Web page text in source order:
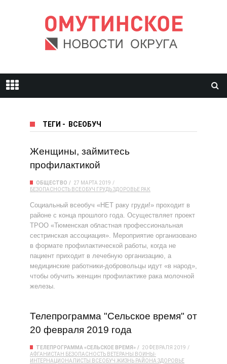
ТЕГИ - ВСЕОБУЧ
Женщины, займитесь
профилактикой
ОБЩЕСТВО
27 МАРТА 2019
БЕЗОПАСНОСТЬ ВСЕОБУЧ ГРУДЬЗДОРОВЬЕ РАК
Социальный всеобуч «НЕТ раку груди!» проходит в
районе с конца прошлого года. Осуществляет проект
ТРОО «Тюменская областная профессиональная
сестринская ассоциация». Мероприятие организовано
в формате профилактической работы, когда не
пациент приходит в лечебную организацию, а
медицинские работники-добровольцы идут «в народ»,
чтобы обучить женщин профилактике рака молочной
железы.
Телепрограмма "Сельское время" от
20 февраля 2019 года
ТЕЛЕПРОГРАММА «СЕЛЬСКОЕ ВРЕМЯ»
20 ФЕВРАЛЯ 2019
АФГАНИСТАН БЕЗОПАСНОСТЬ ВЕТЕРАНЫ
ВОИНЫ-
ИНТЕРНАЦИОНАЛИСТЫ
ВСЕОБУЧ ЖИЗНЬ РАЙОНА ЗДОРОВЬЕ